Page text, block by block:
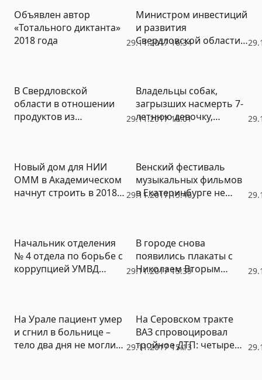
бюджета
29.11.2017 16:34
Объявлен автор
«Тотального диктанта»
2018 года
Министром инвестиций
и развития
Свердловской области
29.11.2017 16:01
В Свердловской
области в отношении
продуктов из
Владельцы собак,
загрызших насмерть 7-
летнюю девочку,
29.11.2017 15:46
Новый дом для НИИ
ОММ в Академическом
начнут строить в 2018
Венский фестиваль
музыкальных фильмов
в Екатеринбурге не
29.11.2017 15:39
Начальник отделения
№ 4 отдела по борьбе с
коррупцией УМВД
В городе снова
появились плакаты с
Николаем Вторым
29.11.2017 15:13
На Урале пациент умер
и сгнил в больнице –
тело два дня не могли
На Серовском тракте
ВАЗ спровоцировал
тройное ДТП: четыре